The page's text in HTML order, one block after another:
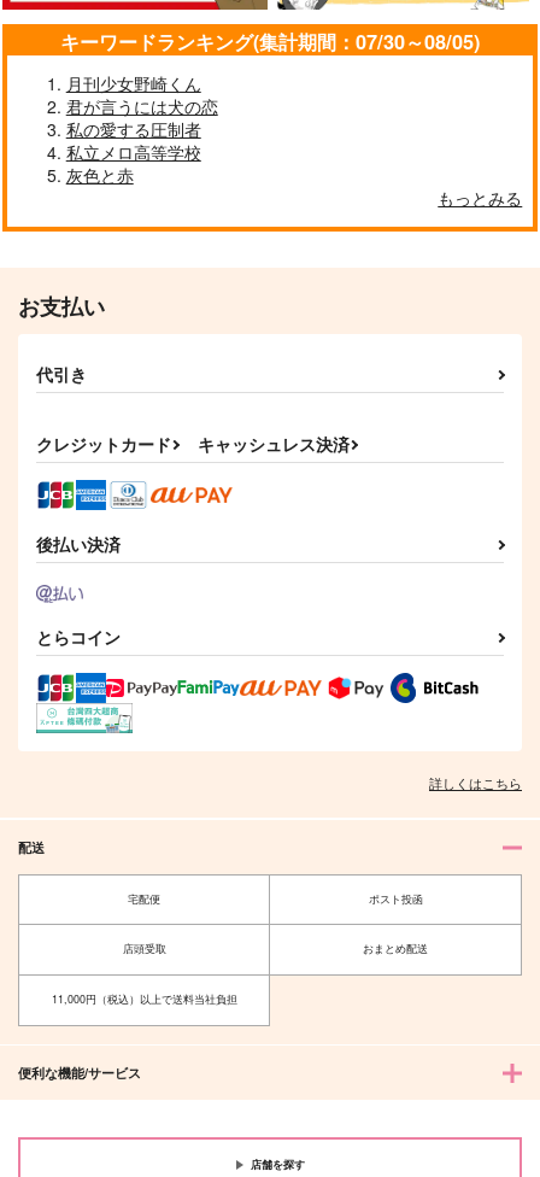
シンスイ
（税込）
山姥切国広×山姥切長義
サンプル
作品詳細
fefefe
315円（税込）
PINK POWER
472円（税込）
ウィークエンドウィズ
ユー！！
にぃ７
707円
山姥切国広×山姥切長義
サンプル
作品詳細
御手軽屋台手引草
作品詳細 作品詳細
冬ながら（出戻り長
義・番外1）
黒酢
944 円
f2
fefefe
サンプル
キーワードランキング(集計期間：07/30～08/05)
月刊少女野崎くん
君が言うには犬の恋
私の愛する圧制者
私立メロ高等学校
灰色と赤
もっとみる
お支払い
代引き
クレジットカード キャッシュレス決済
後払い決済
とらコイン
詳しくはこちら
配送
宅配便 ポスト投函
店頭受取 おまとめ配送
11,000円（税込）以上で送料当社負担
便利な機能/サービス
店舗を探す